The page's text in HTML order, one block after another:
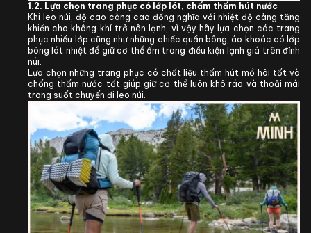
1.2. Lựa chọn trang phục có lớp lót, chấm thấm hút nước
Khi leo núi, độ cao càng cao đồng nghĩa với nhiệt độ càng tăng
khiến cho không khí trở nên lạnh, vì vậy hãy lựa chọn các trang
phục nhiều lớp cũng như những chiếc quần bông, áo khoác có lớp
bông lót nhiệt để giữ cơ thể ấm trong điều kiện lạnh giá trên đỉnh
núi.
Lựa chọn những trang phục có chất liệu thấm hút mồ hôi tốt và
chống thấm nước tốt giúp giữ cơ thể luôn khô ráo và thoải mái
trong suốt chuyến đi leo núi.